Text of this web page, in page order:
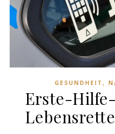
GESUNDHEIT ,
Erste-